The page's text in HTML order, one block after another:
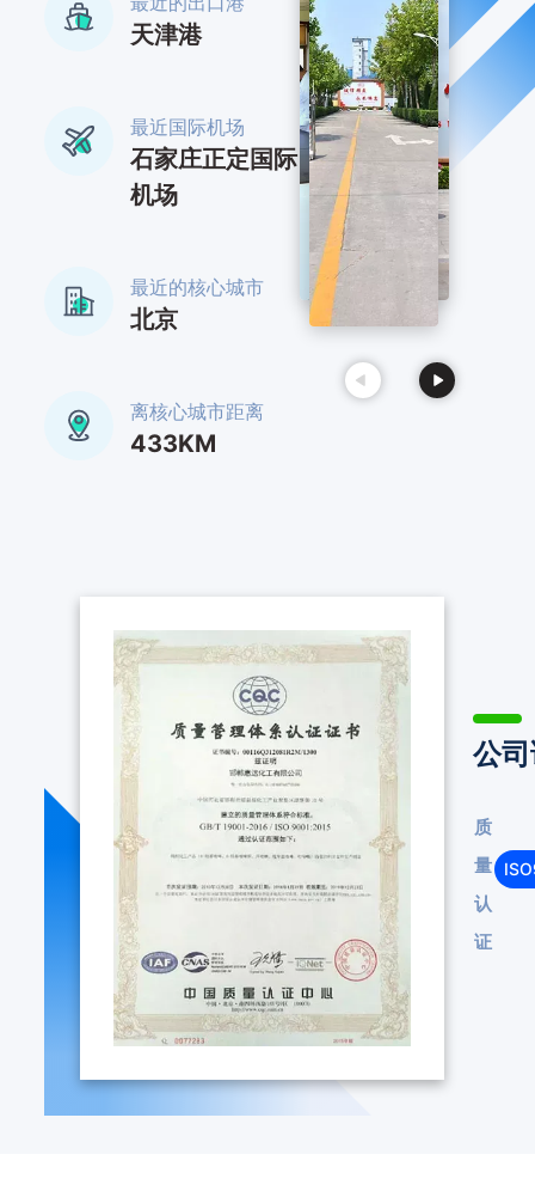
天津港
最近国际机场
石家庄正定国际
机场
最近的核心城市
北京
离核心城市距离
433KM
公
质
量
认
证